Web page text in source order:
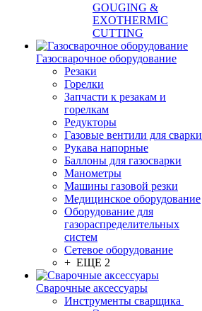
GOUGING &
EXOTHERMIC
CUTTING
Газосварочное оборудование
Резаки
Горелки
Запчасти к резакам и
горелкам
Редукторы
Газовые вентили для сварки
Рукава напорные
Баллоны для газосварки
Манометры
Машины газовой резки
Медицинское оборудование
Оборудование для
газораспределительных
систем
Сетевое оборудование
+ ЕЩЕ 2
Сварочные аксессуары
Инструменты сварщика